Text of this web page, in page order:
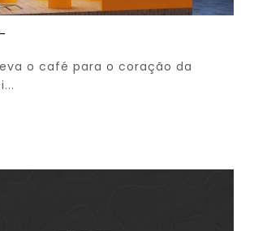
-
o café para o coração da